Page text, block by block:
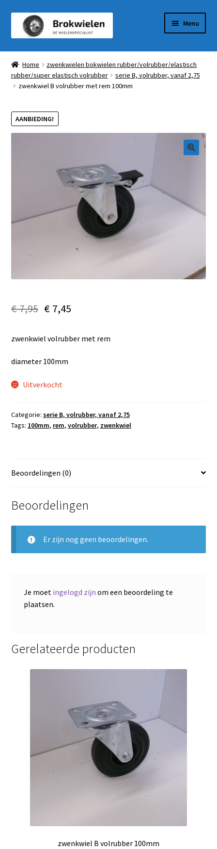
door
navigatie
naar
inhoud
Menu
Winkel
Winkelmandje
Mijn Account
Home
zwenkwielen bokwielen rubber/volrubber/elastisch
rubber/super elastisch volrubber
serie B, volrubber, vanaf 2,75
zwenkwiel B volrubber met rem 100mm
AANBIEDING!
€7,95 € 7,45
zwenkwiel volrubber met rem
diameter 100mm
Uitverkocht
Categorie: serie B, volrubber, vanaf 2,75
Tags: 100mm, rem, volrubber, zwenkwiel
Beoordelingen (0)
Beoordelingen
Er zijn nog geen beoordelingen.
Je moet ingelogd zijn om een beoordeling te
plaatsen.
Gerelateerde producten
zwenkwiel B volrubber 100mm